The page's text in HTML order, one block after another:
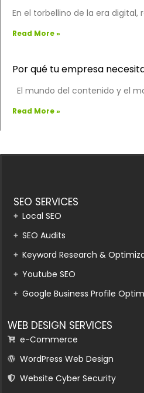
En el torbellino de la era digital,
Read More »
Por qué tu empresa
El mundo del contenido y el
Read More »
SEO SERVICES
Local SEO
SEO Audits
Keyword Research &
Youtube SEO
Google Business Profile
WEB DESIGN SERVICES
e-Commerce
WordPress Web Design
Website Cyber Security